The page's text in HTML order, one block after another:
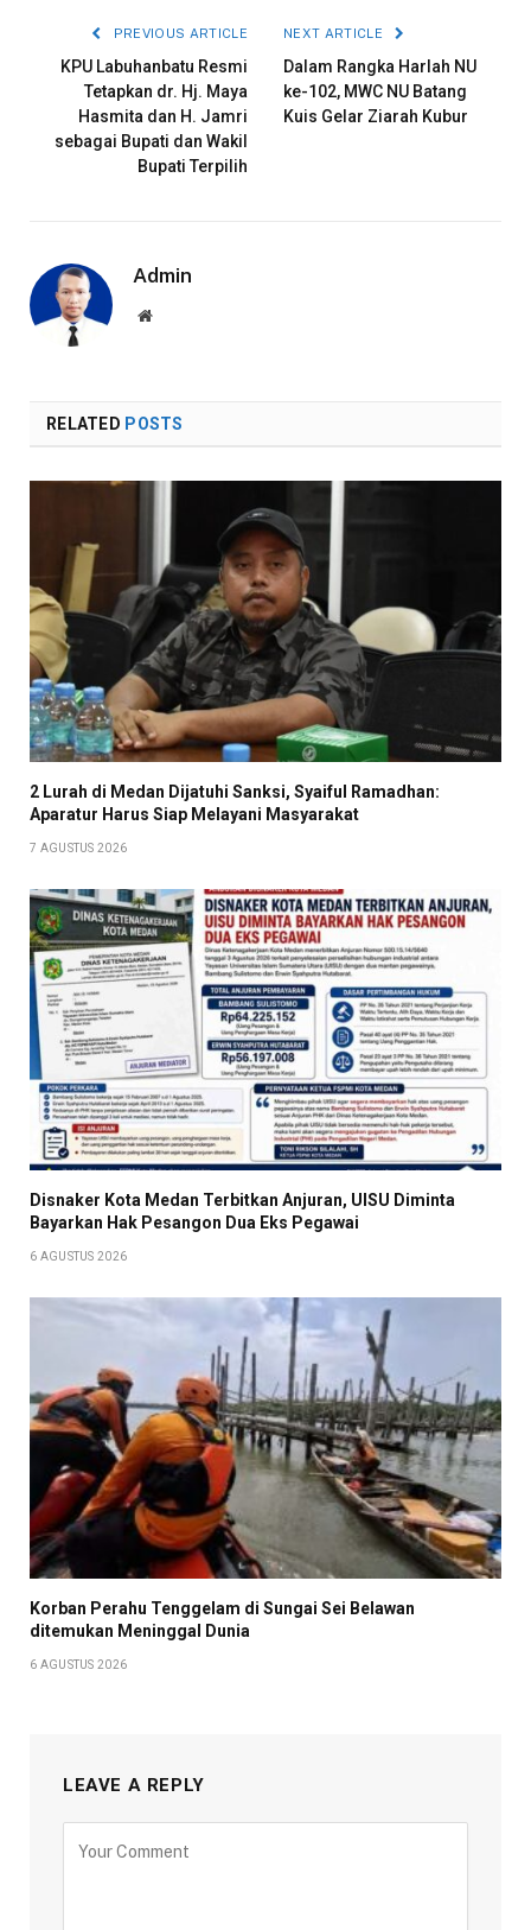
PREVIOUS ARTICLE
KPU Labuhanbatu Resmi
Tetapkan dr. Hj. Maya
Hasmita dan H. Jamri
sebagai Bupati dan Wakil
Bupati Terpilih
NEXT ARTICLE
Dalam Rangka Harlah NU
ke-102, MWC NU Batang
Kuis Gelar Ziarah Kubur
Admin
Website
RELATED POSTS
2 Lurah di Medan Dijatuhi Sanksi, Syaiful Ramadhan:
Aparatur Harus Siap Melayani Masyarakat
7 AGUSTUS 2026
Disnaker Kota Medan Terbitkan Anjuran, UISU Diminta
Bayarkan Hak Pesangon Dua Eks Pegawai
6 AGUSTUS 2026
Korban Perahu Tenggelam di Sungai Sei Belawan
ditemukan Meninggal Dunia
6 AGUSTUS 2026
LEAVE A REPLY